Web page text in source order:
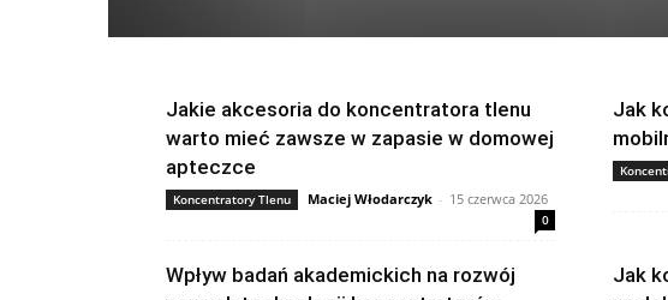
Jakie akcesoria do koncentratora tlenu
warto mieć zawsze w zapasie w domowej
apteczce
Koncentratory Tlenu Maciej Włodarczyk - 15 czerwca 2026
0
Jak
Wpływ badań akademickich na rozwój
Jak